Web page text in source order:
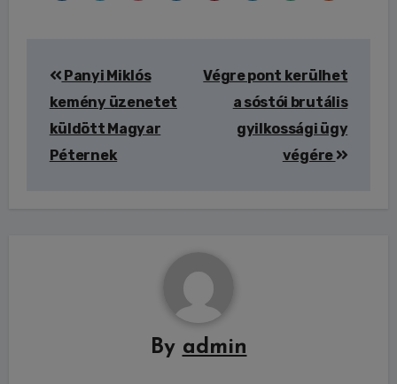
navigáció
Panyi Miklós
kemény üzenetet
küldött Magyar
Péternek
Végre pont kerülhet
a sóstói brutális
gyilkossági ügy
végére
By admin